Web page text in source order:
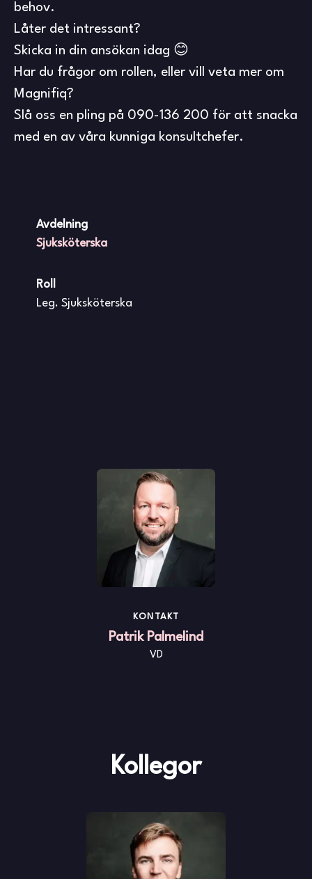
behov.
Låter det intressant?
Skicka in din ansökan idag 😊
Har du frågor om rollen, eller vill veta mer om
Magnifiq?
Slå oss en pling på 090-136 200 för att snacka
med en av våra kunniga konsultchefer.
Avdelning
Sjuksköterska
Roll
Leg. Sjuksköterska
KONTAKT
Patrik Palmelind
VD
Kollegor